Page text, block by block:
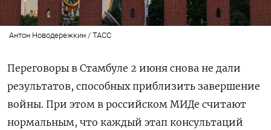
Антон Новодережкин / ТАСС
Переговоры в Стамбуле 2 июня снова не дали
результатов, способных приблизить завершение
войны. При этом в российском МИДе считают
нормальным, что каждый этап консультаций